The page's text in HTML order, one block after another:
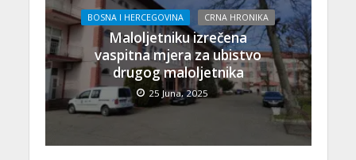
BOSNA I HERCEGOVINA CRNA HRONIKA
Maloljetniku izrečena
vaspitna mjera za ubistvo
drugog maloljetnika
25 Juna, 2025